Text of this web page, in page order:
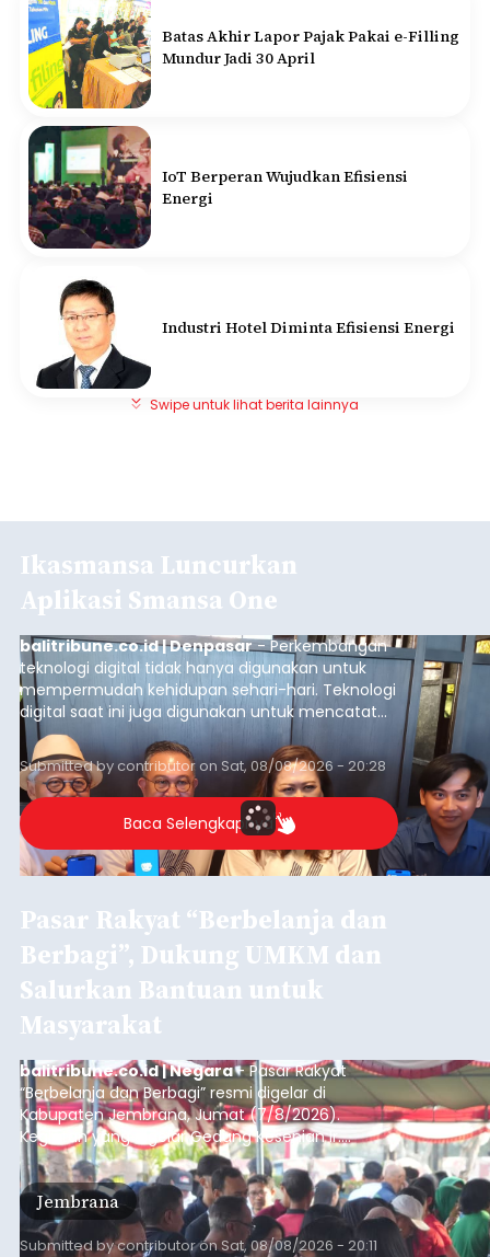
Batas Akhir Lapor Pajak Pakai e-Filling
Mundur Jadi 30 April
IoT Berperan Wujudkan Efisiensi
Energi
Industri Hotel Diminta Efisiensi Energi
Swipe untuk lihat berita lainnya
Ikasmansa Luncurkan
Aplikasi Smansa One
balitribune.co.id | Denpasar- Perkembangan
teknologi digital tidak hanya digunakan untuk
mempermudah kehidupan sehari-hari. Teknologi
digital saat ini juga digunakan untuk mencatat
dan mengelola data base alumni dari suatu
sekolah, salah satunya adalah alumni SMA 1
Denpasar.
Submitted bycontributoron Sat, 08/08/2026 - 20:28
Baca Selengkapnya
Pasar Rakyat “Berbelanja dan
Berbagi”, Dukung UMKM dan
Salurkan Bantuan untuk
Masyarakat
balitribune.co.id | Negara- Pasar Rakyat
“Berbelanja dan Berbagi” resmi digelar di
Kabupaten Jembrana, Jumat (7/8/2026).
Kegiatan yang digelar Gedung Kesenian Ir.
Soekarno ini memadukan pemberdayaan
ekonomi masyarakat dengan aksi sosial tersebut
mendapat antusiasme tinggi dan mencatat nilai
transaksi mencapai Rp672.733.200.
Jembrana
Submitted bycontributoronSat, 08/08/2026 - 20:11